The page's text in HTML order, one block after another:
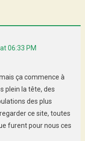
06:33 PM
ça commence à
plein la tête, des
des plus
ce site, toutes
furent pour nous ces